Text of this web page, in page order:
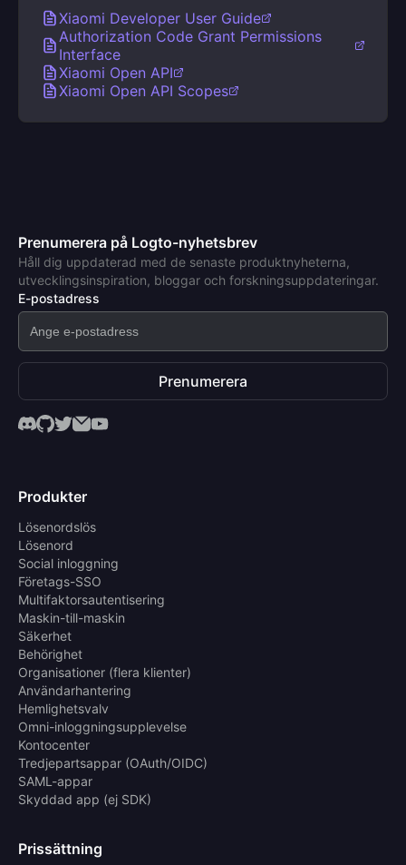
Xiaomi Developer User Guide
Authorization Code Grant Permissions
Interface
Xiaomi Open API
Xiaomi Open API Scopes
Prenumerera på Logto-nyhetsbrev
Håll dig uppdaterad med de senaste produktnyheterna,
utvecklingsinspiration, bloggar och forskningsuppdateringar.
E-postadress
Prenumerera
Produkter
Lösenordslös
Lösenord
Social inloggning
Företags-SSO
Multifaktorsautentisering
Maskin-till-maskin
Säkerhet
Behörighet
Organisationer (flera klienter)
Användarhantering
Hemlighetsvalv
Omni-inloggningsupplevelse
Kontocenter
Tredjepartsappar (OAuth/OIDC)
SAML-appar
Skyddad app (ej SDK)
Prissättning